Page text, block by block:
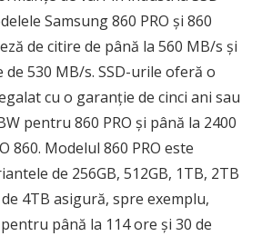
Samsung 860 PRO și 860
de citire de până la 560 MB/s și
de 530 MB/s. SSD-urile oferă o
cu o garanție de cinci ani sau
pentru 860 PRO și până la 2400
860. Modelul 860 PRO este
de 256GB, 512GB, 1TB, 2TB
4TB asigură, spre exemplu,
până la 114 ore și 30 de